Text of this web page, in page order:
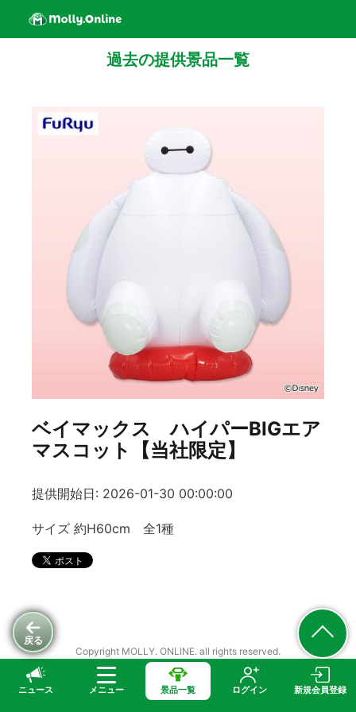
ニュース メニュー 景品一覧 ログイン 新規会員登録
戻る
過去の提供景品一覧
ベイマックス ハイパーBIGエア
マスコット【当社限定】
提供開始日: 2026-01-30 00:00:00
サイズ 約H60cm 全1種
Copyright MOLLY. ONLINE. all rights reserved.